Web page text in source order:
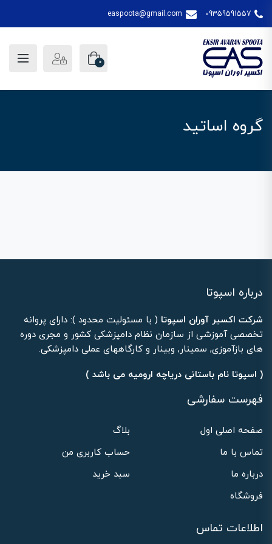
09359591557
easpoota@gmail.com
0
گروه اساتید
درباره اسپوتا
شرکت اکسیر آوران اسپوتا ( با مسئولیت محدود ): دارای پروانه
تخصصی آموزشی از سازمان نظام دامپزشکی کشور و مجری دوره
های بازآموزی, سمینار, وبینار و کارگاههای عملی دامپزشکی.
( اسپوتا نام باستانی دریاچه ارومیه می باشد )
فهرست سفارشی
صفحه اصلی اول
بلاگ
تماس با ما
حساب کاربری من
درباره ما
سبد خرید
فروشگاه
اطلاعات تماس